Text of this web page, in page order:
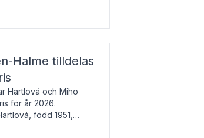
och svenska och talar
Halme tilldelas
Hartlová och Miho
för år 2026.
född 1951,